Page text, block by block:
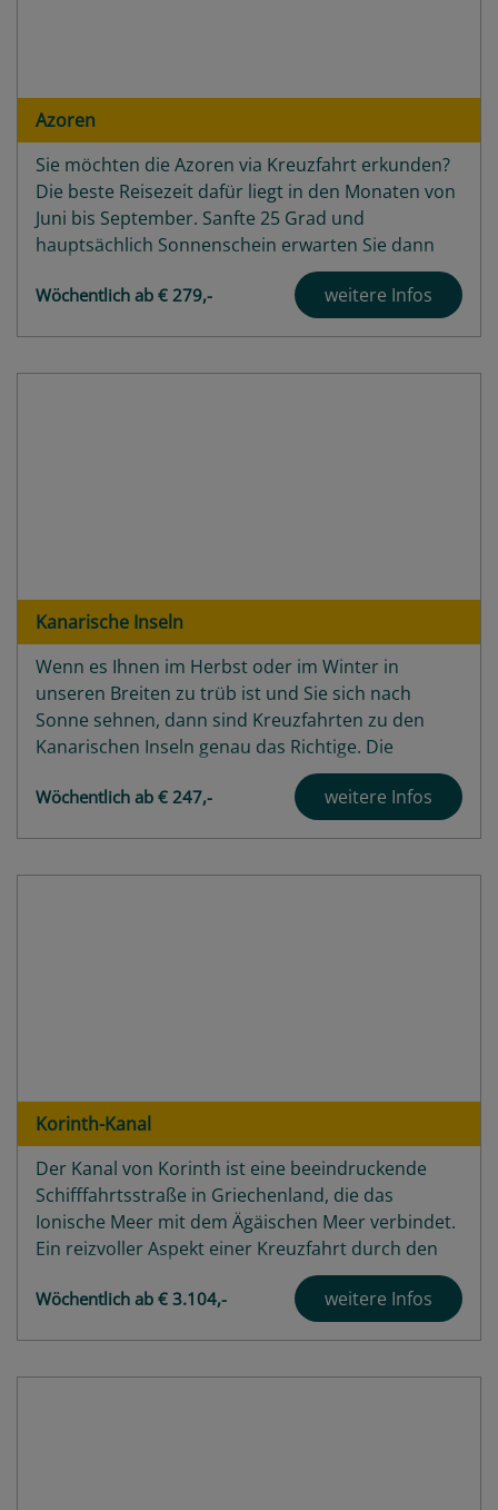
Azoren
Sie möchten die Azoren via Kreuzfahrt erkunden?
Die beste Reisezeit dafür liegt in den Monaten von
Juni bis September. Sanfte 25 Grad und
hauptsächlich Sonnenschein erwarten Sie dann
auf den portugiesischen Inseln mitten im Atlantik.
Auf einer der neun Inseln Corvo, Faial, Flores,
Graciosa, Santa Maria, São Jorge, São Miguel,...
weitere Infos
Wöchentlich ab € 279,-
Kanarische Inseln
Wenn es Ihnen im Herbst oder im Winter in
unseren Breiten zu trüb ist und Sie sich nach
Sonne sehnen, dann sind Kreuzfahrten zu den
Kanarischen Inseln genau das Richtige. Die
wunderschönen Vulkaninseln im nordatlantischen
Ozean gehören mittlerweile zu den Klassikern für
alle, die sich in der kalten Jahreszeit ein...
weitere Infos
Wöchentlich ab € 247,-
Korinth-Kanal
Der Kanal von Korinth ist eine beeindruckende
Schifffahrtsstraße in Griechenland, die das
Ionische Meer mit dem Ägäischen Meer verbindet.
Ein reizvoller Aspekt einer Kreuzfahrt durch den
Kanal von Korinth ist die enge Passage durch den
Kanal selbst. Der Kanal ist etwa 6,4 Kilometer lang
und an seiner schmalsten Stelle nur...
weitere Infos
Wöchentlich ab € 3.104,-